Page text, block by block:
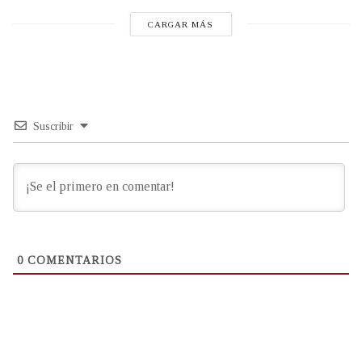
CARGAR MÁS
Suscribir
0 COMENTARIOS